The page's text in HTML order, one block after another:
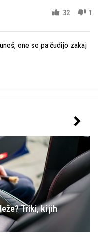
32 1
one se pa čudijo zakaj
Triki, ki jih